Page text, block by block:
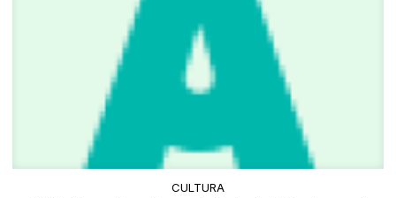
CULTURA